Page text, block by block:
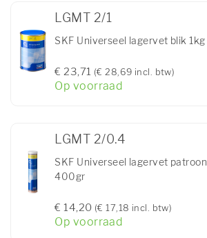
LGMT 2/1
SKF Universeel lagervet blik 1kg
€ 23,71 (€ 28,69 incl. btw)
Op voorraad
LGMT 2/0.4
SKF Universeel lagervet patroon
400gr
€ 14,20 (€ 17,18 incl. btw)
Op voorraad